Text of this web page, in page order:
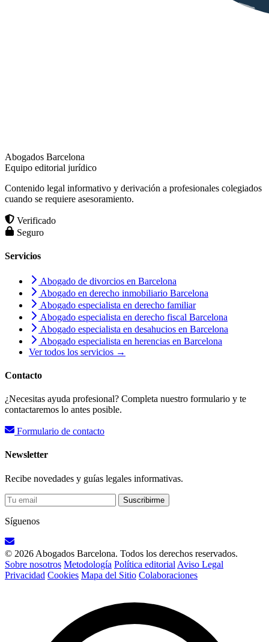
Abogados Barcelona
Equipo editorial jurídico
Contenido legal informativo y derivación a profesionales colegiados
cuando se requiere asesoramiento.
Verificado
Seguro
Servicios
Abogado de divorcios en Barcelona
Abogado en derecho inmobiliario Barcelona
Abogado especialista en derecho familiar
Abogado especialista en derecho fiscal Barcelona
Abogado especialista en desahucios en Barcelona
Abogado especialista en herencias en Barcelona
Ver todos los servicios →
Contacto
¿Necesitas ayuda profesional? Completa nuestro formulario y te
contactaremos lo antes posible.
Formulario de contacto
Newsletter
Recibe novedades y guías legales informativas.
Suscribirme
Síguenos
© 2026 Abogados Barcelona. Todos los derechos reservados.
Sobre nosotros Metodología Política editorial Aviso Legal
Privacidad Cookies Mapa del Sitio Colaboraciones